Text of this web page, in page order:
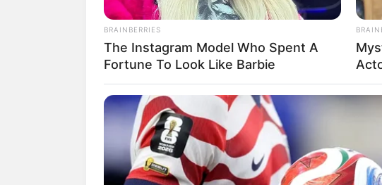
STYLE
10 Makeup
Kamu Coba,
Bold
Penulis: mira | 22 Juni 2022
SHARE TWEET SHARE WHATSAPP
BRAINBERRIES
The Instagram Model Who Spent A
Fortune To Look Like Barbie